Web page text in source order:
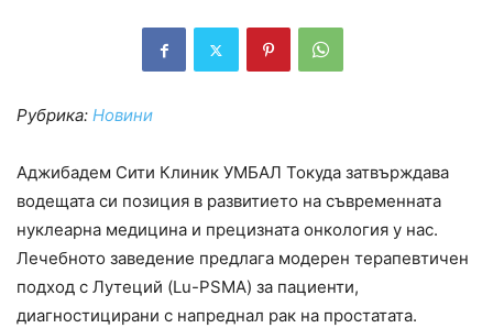
Рубрика: Новини
Аджибадем Сити Клиник УМБАЛ Токуда затвърждава
водещата си позиция в развитието на съвременната
нуклеарна медицина и прецизната онкология у нас.
Лечебното заведение предлага модерен терапевтичен
подход с Лутеций (Lu-PSMA) за пациенти,
диагностицирани с напреднал рак на простатата.